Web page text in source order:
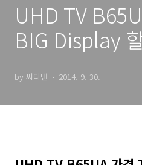
UHD TV
BIG Display
by 씨디맨 2014. 9. 30.